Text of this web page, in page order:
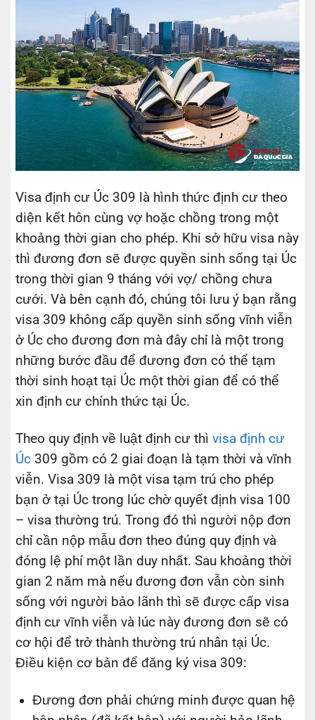
Visa định cư Úc 309 là hình thức định cư theo
diện kết hôn cùng vợ hoặc chồng trong một
khoảng thời gian cho phép. Khi sở hữu visa này
thì đương đơn sẽ được quyền sinh sống tại Úc
trong thời gian 9 tháng với vợ/ chồng chưa
cưới. Và bên cạnh đó, chúng tôi lưu ý bạn rằng
visa 309 không cấp quyền sinh sống vĩnh viễn
ở Úc cho đương đơn mà đây chỉ là một trong
những bước đầu để đương đơn có thể tạm
thời sinh hoạt tại Úc một thời gian để có thể
xin định cư chính thức tại Úc.
Theo quy định về luật định cư thì visa định cư
Úc 309 gồm có 2 giai đoạn là tạm thời và vĩnh
viễn. Visa 309 là một visa tạm trú cho phép
bạn ở tại Úc trong lúc chờ quyết định visa 100
– visa thường trú. Trong đó thì người nộp đơn
chỉ cần nộp mẫu đơn theo đúng quy định và
đóng lệ phí một lần duy nhất. Sau khoảng thời
gian 2 năm mà nếu đương đơn vẫn còn sinh
sống với người bảo lãnh thì sẽ được cấp visa
định cư vĩnh viễn và lúc này đương đơn sẽ có
cơ hội để trở thành thường trú nhân tại Úc.
Điều kiện cơ bản để đăng ký visa 309:
Đương đơn phải chứng minh được quan hệ